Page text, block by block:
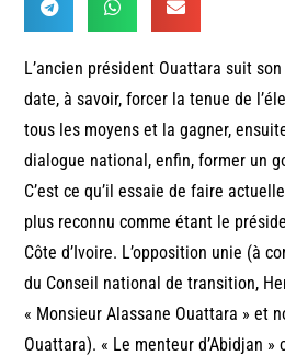
L’ancien président Ouattara suit
date, à savoir, forcer la tenue de
tous les moyens et la gagner,
dialogue national, enfin, former un
C’est ce qu’il essaie de faire
plus reconnu comme étant le
Côte d’Ivoire. L’opposition unie (à
du Conseil national de transition,
« Monsieur Alassane Ouattara » et
Ouattara). « Le menteur d’Abidjan »